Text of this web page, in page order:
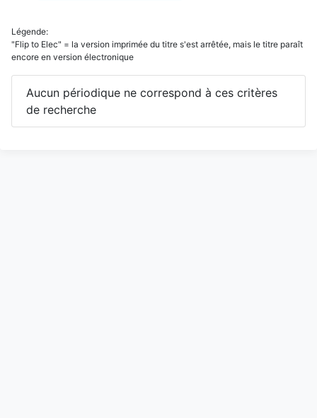
Légende:
"Flip to Elec" = la version imprimée du titre s'est arrêtée, mais le titre paraît
encore en version électronique
Aucun périodique ne correspond à ces critères
de recherche